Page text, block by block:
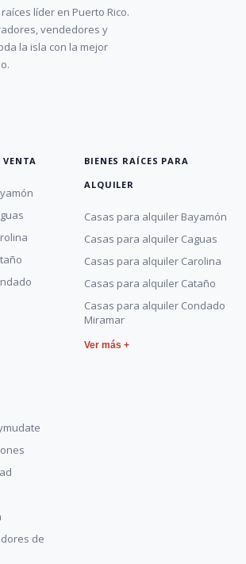
líder en Puerto Rico.
vendedores y
la isla con la mejor
VENTA
BIENES RAÍCES PARA
ALQUILER
Casas para alquiler Bayamón
Casas para alquiler Caguas
Casas para alquiler Carolina
Casas para alquiler Cataño
Casas para alquiler Condado
Miramar
Ver más +
de